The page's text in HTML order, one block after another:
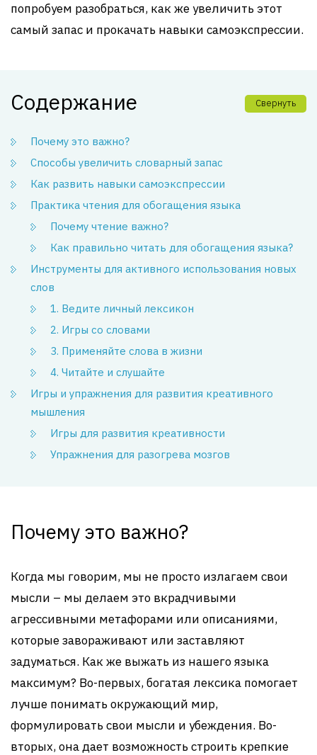
попробуем разобраться, как же увеличить этот
самый запас и прокачать навыки самоэкспрессии.
Содержание Свернуть
Почему это важно?
Способы увеличить словарный запас
Как развить навыки самоэкспрессии
Практика чтения для обогащения языка
Почему чтение важно?
Как правильно читать для обогащения языка?
Инструменты для активного использования новых
слов
1. Ведите личный лексикон
2. Игры со словами
3. Применяйте слова в жизни
4. Читайте и слушайте
Игры и упражнения для развития креативного
мышления
Игры для развития креативности
Упражнения для разогрева мозгов
Почему это важно?
Когда мы говорим, мы не просто излагаем свои
мысли – мы делаем это вкрадчивыми
агрессивными метафорами или описаниями,
которые завораживают или заставляют
задуматься. Как же выжать из нашего языка
максимум? Во-первых, богатая лексика помогает
лучше понимать окружающий мир,
формулировать свои мысли и убеждения. Во-
вторых, она дает возможность строить крепкие